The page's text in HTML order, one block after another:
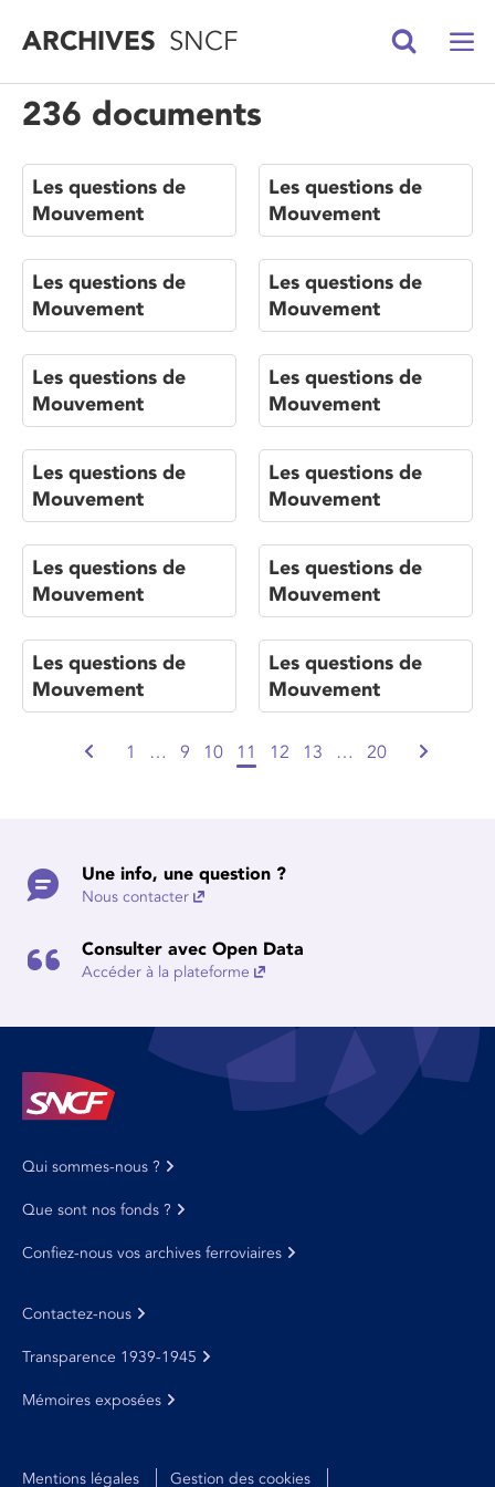
ARCHIVESSNCF
236 documents
Les questions de
Mouvement
Les questions de
Mouvement
Les questions de
Mouvement
Les questions de
Mouvement
Les questions de
Mouvement
Les questions de
Mouvement
Les questions de
Mouvement
Les questions de
Mouvement
Les questions de
Mouvement
Les questions de
Mouvement
Les questions de
Mouvement
Les questions de
Mouvement
1 … 9 10 11 12 13 … 20
Une info, une question ?
Nous contacter
Consulter avec Open Data
Accéder à la plateforme
Qui sommes-nous ?
Que sont nos fonds ?
Confiez-nous vos archives ferroviaires
Contactez-nous
Transparence 1939-1945
Mémoires exposées
Mentions légales Gestion des cookies